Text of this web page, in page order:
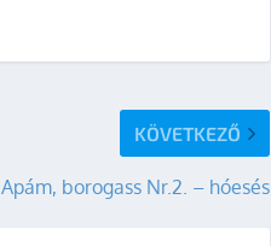
KÖVETKEZŐ
Apám, borogass Nr.2. – hóesés